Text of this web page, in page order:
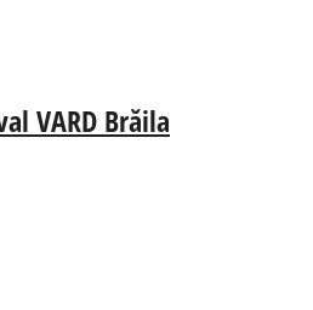
VARD Brăila